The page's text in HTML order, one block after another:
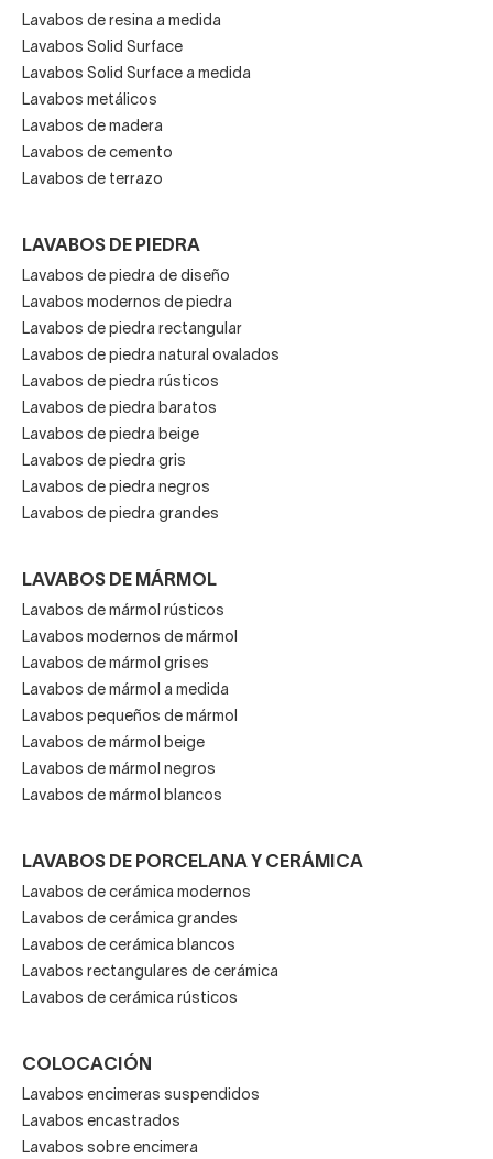
Lavabos de resina a medida
Lavabos Solid Surface
Lavabos Solid Surface a medida
Lavabos metálicos
Lavabos de madera
Lavabos de cemento
Lavabos de terrazo
LAVABOS DE PIEDRA
Lavabos de piedra de diseño
Lavabos modernos de piedra
Lavabos de piedra rectangular
Lavabos de piedra natural ovalados
Lavabos de piedra rústicos
Lavabos de piedra baratos
Lavabos de piedra beige
Lavabos de piedra gris
Lavabos de piedra negros
Lavabos de piedra grandes
LAVABOS DE MÁRMOL
Lavabos de mármol rústicos
Lavabos modernos de mármol
Lavabos de mármol grises
Lavabos de mármol a medida
Lavabos pequeños de mármol
Lavabos de mármol beige
Lavabos de mármol negros
Lavabos de mármol blancos
LAVABOS DE PORCELANA Y CERÁMICA
Lavabos de cerámica modernos
Lavabos de cerámica grandes
Lavabos de cerámica blancos
Lavabos rectangulares de cerámica
Lavabos de cerámica rústicos
COLOCACIÓN
Lavabos encimeras suspendidos
Lavabos encastrados
Lavabos sobre encimera